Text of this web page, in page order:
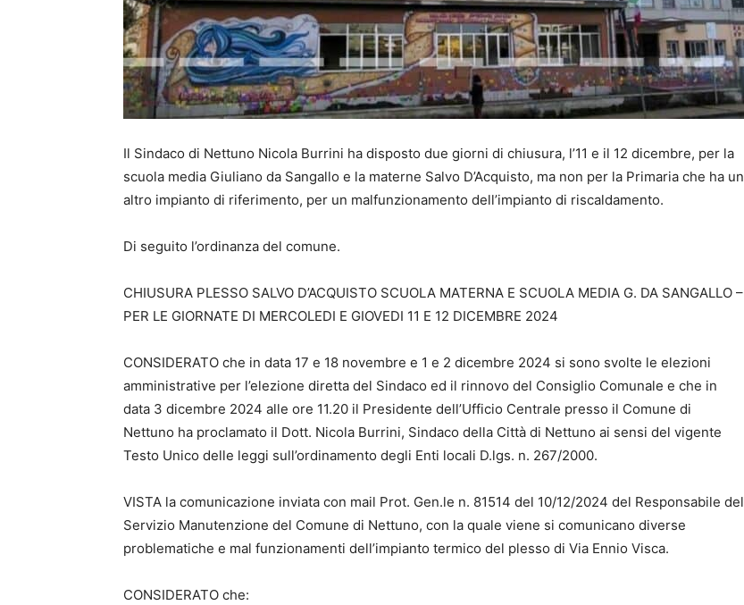
Il Sindaco di Nettuno Nicola Burrini ha disposto due giorni di chiusura, l’11 e il 12 dicembre, per la
scuola media Giuliano da Sangallo e la materne Salvo D’Acquisto, ma non per la Primaria che ha un
altro impianto di riferimento, per un malfunzionamento dell’impianto di riscaldamento.
Di seguito l’ordinanza del comune.
CHIUSURA PLESSO SALVO D’ACQUISTO SCUOLA MATERNA E SCUOLA MEDIA G. DA SANGALLO –
PER LE GIORNATE DI MERCOLEDI E GIOVEDI 11 E 12 DICEMBRE 2024
CONSIDERATO che in data 17 e 18 novembre e 1 e 2 dicembre 2024 si sono svolte le elezioni
amministrative per l’elezione diretta del Sindaco ed il rinnovo del Consiglio Comunale e che in
data 3 dicembre 2024 alle ore 11.20 il Presidente dell’Ufficio Centrale presso il Comune di
Nettuno ha proclamato il Dott. Nicola Burrini, Sindaco della Città di Nettuno ai sensi del vigente
Testo Unico delle leggi sull’ordinamento degli Enti locali D.lgs. n. 267/2000.
VISTA la comunicazione inviata con mail Prot. Gen.le n. 81514 del 10/12/2024 del Responsabile del
Servizio Manutenzione del Comune di Nettuno, con la quale viene si comunicano diverse
problematiche e mal funzionamenti dell’impianto termico del plesso di Via Ennio Visca.
CONSIDERATO che: